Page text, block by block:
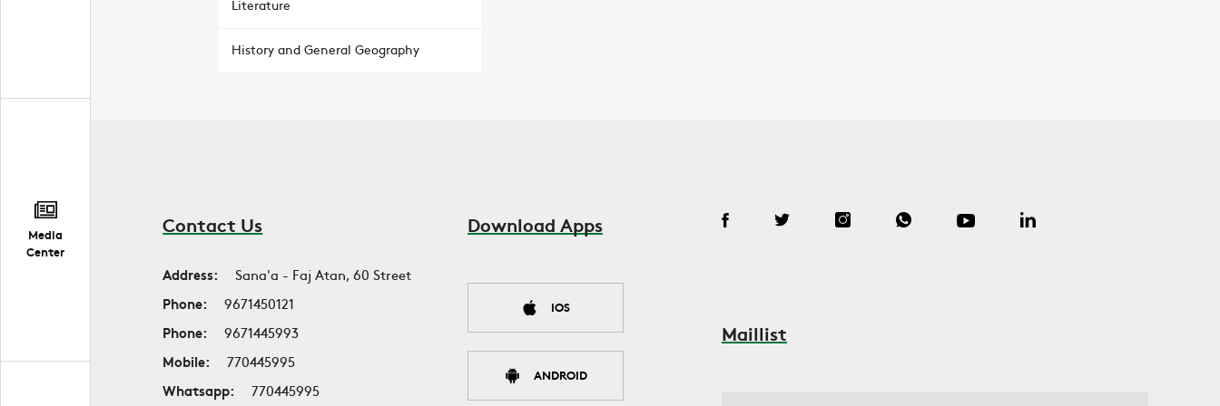
Media
Center
Literature
History and General Geography
Contact Us
Address:
Sana'a - Faj Atan, 60 Street
Phone:
9671450121
Phone:
9671445993
Mobile:
770445995
Whatsapp:
770445995
Download Apps
IOS
ANDROID
Maillist